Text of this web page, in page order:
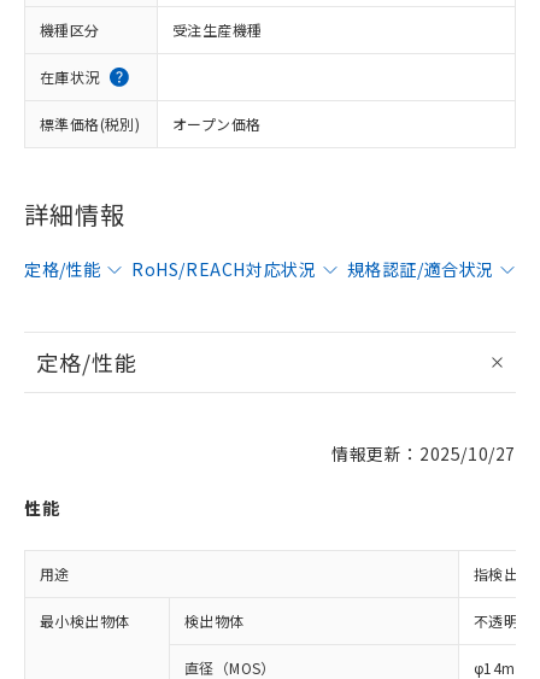
機種区分 受注生産機種
在庫状況
標準価格(税別) オープン価格
詳細情報
定格/性能 RoHS/REACH対応状況 規格認証/適合状況
定格/性能
情報更新：2025/10/27
性能
用途 指検出用
最小検出物体 検出物体 不透明体
直径（MOS） φ14mm